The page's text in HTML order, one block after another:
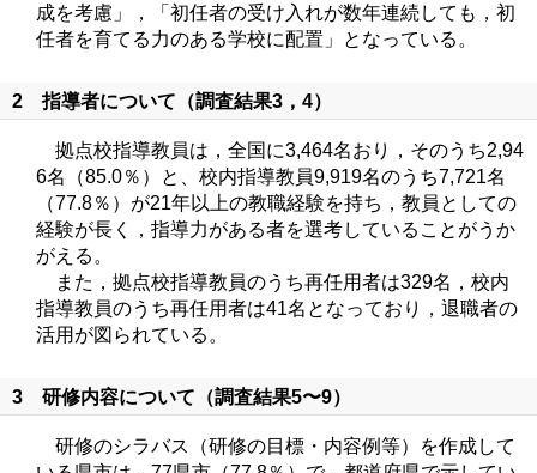
成を考慮」，「初任者の受け入れが数年連続しても，初
任者を育てる力のある学校に配置」となっている。
2 指導者について（調査結果3，4）
拠点校指導教員は，全国に3,464名おり，そのうち2,94
6名（85.0％）と、校内指導教員9,919名のうち7,721名
（77.8％）が21年以上の教職経験を持ち，教員としての
経験が長く，指導力がある者を選考していることがうか
がえる。
また，拠点校指導教員のうち再任用者は329名，校内
指導教員のうち再任用者は41名となっており，退職者の
活用が図られている。
3 研修内容について（調査結果5〜9）
研修のシラバス（研修の目標・内容例等）を作成して